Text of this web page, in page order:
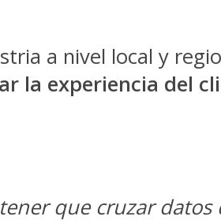
a nivel local y
la experiencia del
que cruzar